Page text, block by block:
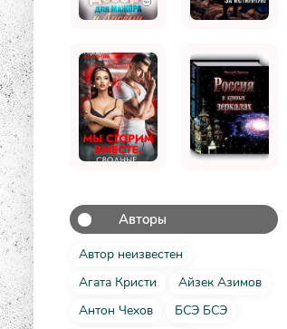
Авторы
Автор неизвестен
Агата Кристи
Айзек Азимов
Антон Чехов
БСЭ БСЭ